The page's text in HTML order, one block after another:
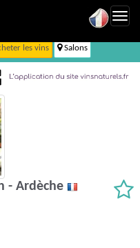
les vins Salons
- Ardèche